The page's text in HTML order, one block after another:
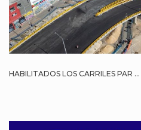
HABILITADOS LOS CARRILES PAR ...